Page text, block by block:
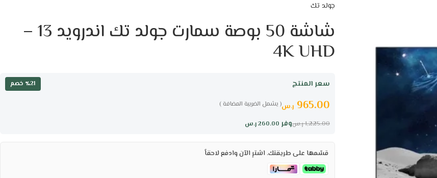
جولد تك
شاشة 50 بوصة سمارت جولد تك اندرويد 13 –
4K UHD
سعر المنتج ٪21 خصم
( يشمل الضريبة المضافة ) 965.00 ر.س
وفر 260.00ر.س 1,225.00ر.س
قسّمها على طريقتك. اشترِ الآن وادفع لاحقاً